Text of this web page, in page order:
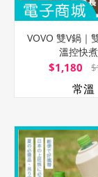
VOVO 雙V鍋｜
溫控快
$1,180
常溫